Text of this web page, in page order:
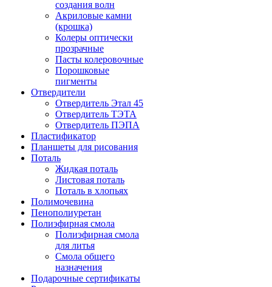
создания волн
Акриловые камни
(крошка)
Колеры оптически
прозрачные
Пасты колеровочные
Порошковые
пигменты
Отвердители
Отвердитель Этал 45
Отвердитель ТЭТА
Отвердитель ПЭПА
Пластификатор
Планшеты для рисования
Поталь
Жидкая поталь
Листовая поталь
Поталь в хлопьях
Полимочевина
Пенополиуретан
Полиэфирная смола
Полиэфирная смола
для литья
Смола общего
назначения
Подарочные сертификаты